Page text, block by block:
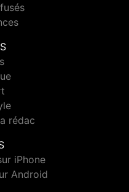
rédac
iPhone
Android